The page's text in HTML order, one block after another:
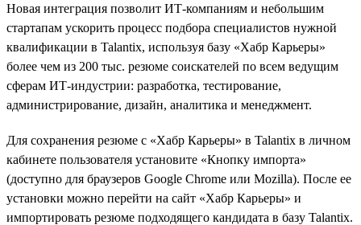
Новая интеграция позволит ИТ-компаниям и небольшим
стартапам ускорить процесс подбора специалистов нужной
квалификации в Talantix, используя базу «Хабр Карьеры»
более чем из 200 тыс. резюме соискателей по всем ведущим
сферам ИТ-индустрии: разработка, тестирование,
администрирование, дизайн, аналитика и менеджмент.
Для сохранения резюме с «Хабр Карьеры» в Talantix в личном
кабинете пользователя установите «Кнопку импорта»
(доступно для браузеров Google Chrome или Mozilla). После ее
установки можно перейти на сайт «Хабр Карьеры» и
импортировать резюме подходящего кандидата в базу Talantix.